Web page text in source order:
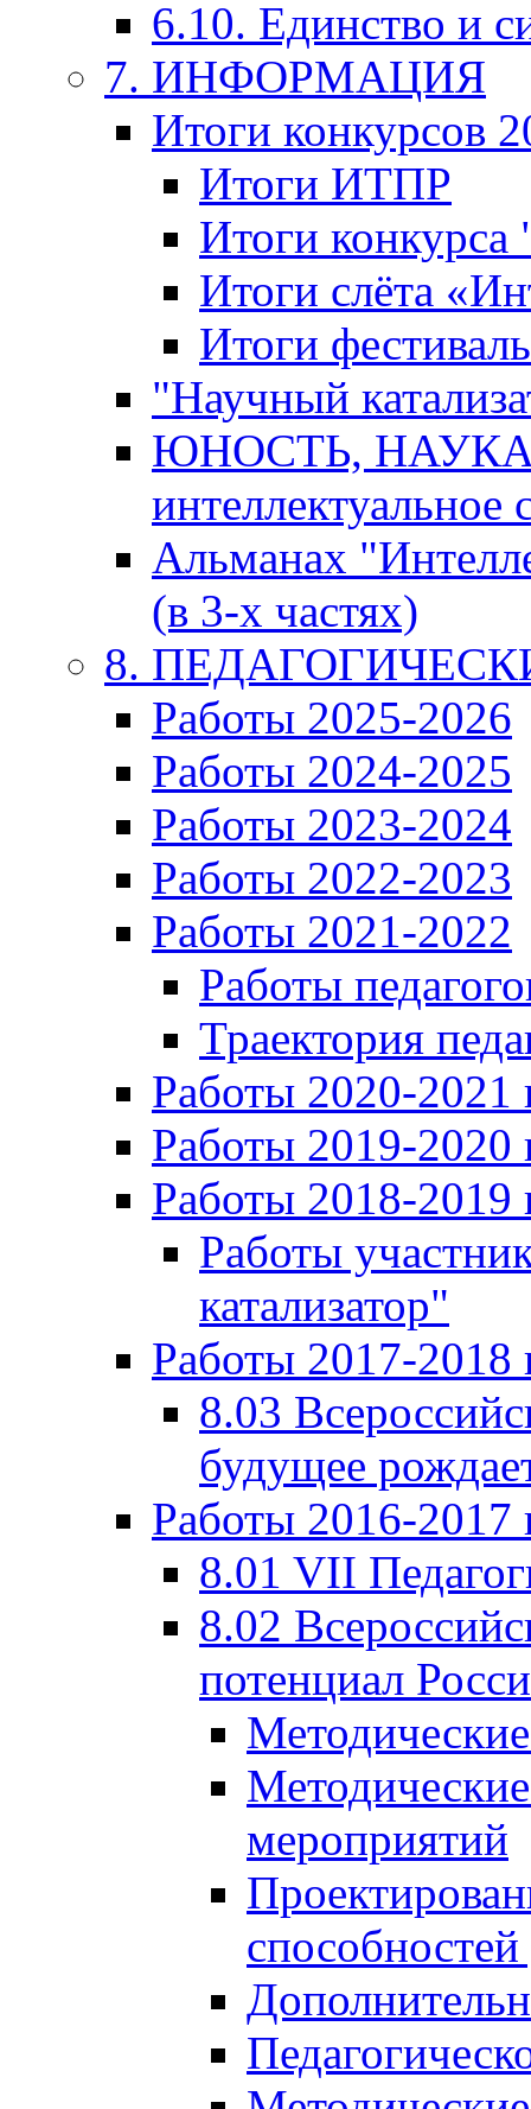
6.10. Единство и
7. ИНФОРМАЦИЯ
Итоги конкурсов
Итоги ИТПР
Итоги
Итоги слёта
Итоги
"Научный
ЮНОСТЬ,
интеллектуальное
Альманах
(в 3-х частях)
8.
Работы 2025-2026
Работы 2024-2025
Работы 2023-2024
Работы 2022-2023
Работы 2021-2022
Работы
Траектория
Работы 2020-2021
Работы 2019-2020
Работы 2018-2019
Работы
катализатор"
Работы 2017-2018
8.03
будущее
Работы 2016-2017
8.01 VII
8.02
потенциал
мероприятий